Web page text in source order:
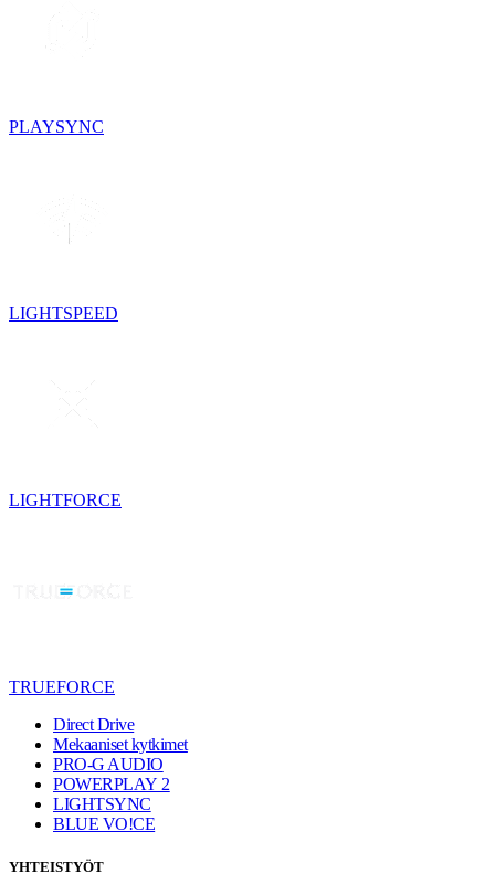
PLAYSYNC
LIGHTSPEED
LIGHTFORCE
TRUEFORCE
Direct Drive
Mekaaniset kytkimet
PRO-G AUDIO
POWERPLAY 2
LIGHTSYNC
BLUE VO!CE
YHTEISTYÖT